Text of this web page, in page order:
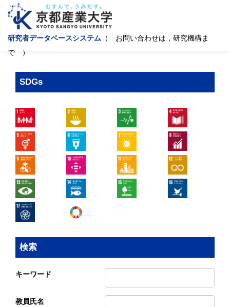
研究者データベースシステム （ お問い合わせは，研究機構ま
で ）
SDGs
検索
キーワード
教員氏名